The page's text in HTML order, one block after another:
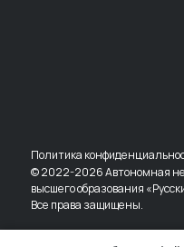
Политика
© 2022-2026 Автономная
высшего образования
Все права защищены.